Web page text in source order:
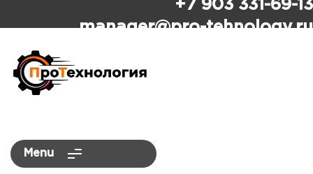
+7 903 331-69-13
manager@pro-tehnology.ru
Menu